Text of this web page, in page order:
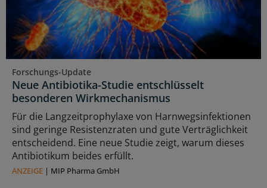
Forschungs-Update
Neue Antibiotika-Studie entschlüsselt
besonderen Wirkmechanismus
Für die Langzeitprophylaxe von Harnwegsinfektionen
sind geringe Resistenzraten und gute Verträglichkeit
entscheidend. Eine neue Studie zeigt, warum dieses
Antibiotikum beides erfüllt.
ANZEIGE | MIP Pharma GmbH